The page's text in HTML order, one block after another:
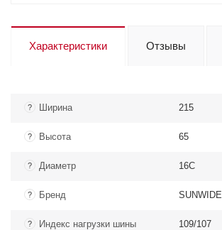
Характеристики Отзывы
? Ширина 215
? Высота 65
? Диаметр 16C
? Бренд SUNWIDE
? Индекс нагрузки шины 109/107